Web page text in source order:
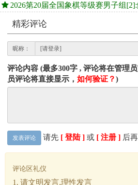
2026第20届全国象棋等级赛男子组
精彩评论
昵称：
评论内容 (最多300字 , 评论将在管理
员评论将直接显示， 如何验证？)
发表评论 请先 [ 登陆 ] 或 [ 注册 ] 后
评论区礼仪
1. 请文明发言,理性发言